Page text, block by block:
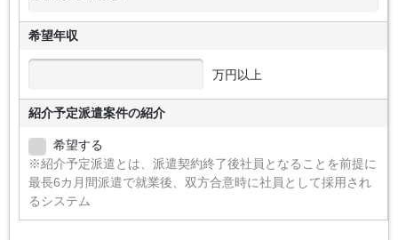
希望年収
万円以上
紹介予定派遣案件の紹介
希望する
※紹介予定派遣とは、派遣契約終了後社員となることを前提に
最長6カ月間派遣で就業後、双方合意時に社員として採用され
るシステム